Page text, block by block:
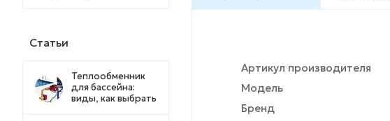
Артикул производителя
Модель
Бренд
Статьи
Теплообменник
для бассейна:
виды, как выбрать